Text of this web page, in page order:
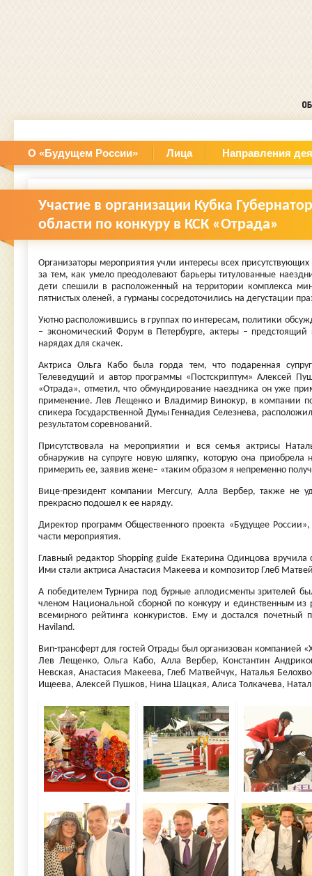
О «Будущем России» Лица Направления
Участие в организации Кубка
области по конкуру в КСК «Отрада»
Организаторы мероприятия учли интересы всех
за тем, как умело преодолевают барьеры титулованные
дети спешили в расположенный на территории комплекса
пятнистых оленей, а гурманы сосредоточились на дегустации
Уютно расположившись в группах по интересам, политики
– экономический Форум в Петербурге, актеры –
нарядах для скачек.
Актриса Ольга Кабо была горда тем, что подаренная
Телеведущий и автор программы «Постскриптум» Алексей
«Отрада», отметил, что обмундирование наездника он уже
применение. Лев Лещенко и Владимир Винокур, в компании
спикера Государственной Думы Геннадия Селезнева,
результатом соревнований.
Присутствовала на мероприятии и вся семья актрисы
обнаружив на супруге новую шляпку, которую она приобрела
примерить ее, заявив жене– «таким образом я непременно
Вице-президент компании Mercury, Алла Вербер, также не
прекрасно подошел к ее наряду.
Директор программ Общественного проекта «Будущее
части мероприятия.
Главный редактор Shopping guide Екатерина Одинцова
Ими стали актриса Анастасия Макеева и композитор Глеб
А победителем Турнира под бурные аплодисменты зрителей
членом Национальной сборной по конкуру и единственным из
всемирного рейтинга конкуристов. Ему и достался
Haviland.
Вип-трансферт для гостей Отрады был организован компанией
Лев Лещенко, Ольга Кабо, Алла Вербер, Константин
Невская, Анастасия Макеева, Глеб Матвейчук, Наталья
Ищеева, Алексей Пушков, Нина Шацкая, Алиса Толкачева,